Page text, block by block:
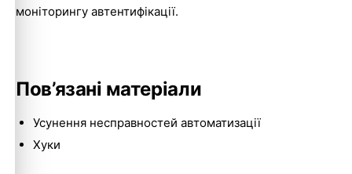
моніторингу автентифікації.
Пов’язані матеріали
Усунення несправностей автоматизації
Хуки